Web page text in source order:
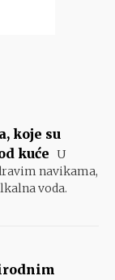
koje su
kuće U
navikama,
voda.